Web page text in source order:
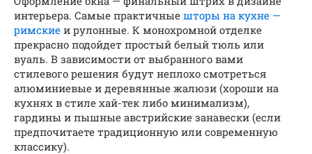
интерьера. Самые практичные шторы на кухне —
римские и рулонные. К монохромной отделке
прекрасно подойдет простый белый тюль или
вуаль. В зависимости от выбранного вами
стилевого решения будут неплохо смотреться
алюминиевые и деревянные жалюзи (хороши на
кухнях в стиле хай-тек либо минимализм),
гардины и пышные австрийские занавески (если
предпочитаете традиционную или современную
классику).